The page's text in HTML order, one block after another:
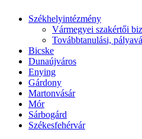
Székhelyintézmény
Vármegyei szakértői
Továbbtanulási,
Bicske
Dunaújváros
Enying
Gárdony
Martonvásár
Mór
Sárbogárd
Székesfehérvár